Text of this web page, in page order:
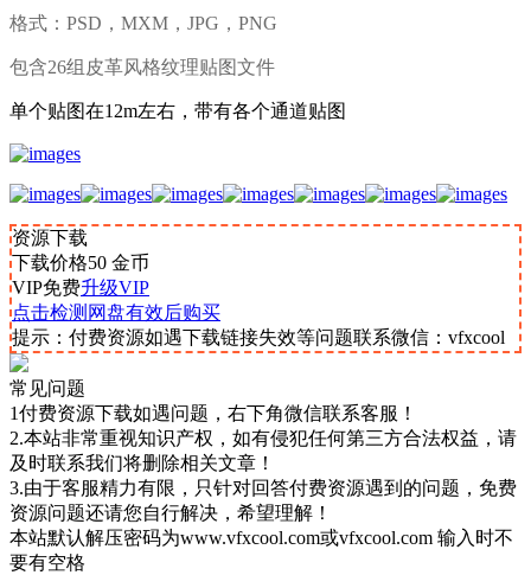
格式： PSD ，MXM，JPG，PNG
包含26组皮革风格纹理贴图文件
单个贴图在12m左右，带有各个通道贴图
资源下载
下载价格50 金币
VIP免费升级VIP
点击检测网盘有效后购买
提示：付费资源如遇下载链接失效等问题联系微信：vfxcool
常见问题
1付费资源下载如遇问题，右下角微信联系客服！
2.本站非常重视知识产权，如有侵犯任何第三方合法权益，请
及时联系我们将删除相关文章！
3.由于客服精力有限，只针对回答付费资源遇到的问题，免费
资源问题还请您自行解决，希望理解！
本站默认解压密码为www.vfxcool.com或vfxcool.com 输入时不
要有空格